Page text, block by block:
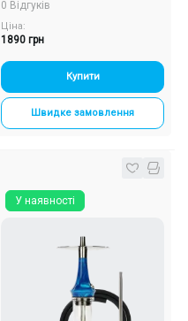
0 Відгуків
Ціна:
1890 грн
Купити
Швидке замовлення
У наявності